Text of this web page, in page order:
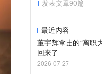
发表文章90篇
最近内容
董宇辉拿走的“离职
回来了
2026-07-27